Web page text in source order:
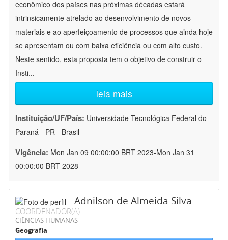
econômico dos países nas próximas décadas estará
intrinsicamente atrelado ao desenvolvimento de novos
materiais e ao aperfeiçoamento de processos que ainda hoje
se apresentam ou com baixa eficiência ou com alto custo.
Neste sentido, esta proposta tem o objetivo de construir o
Insti...
leia mais
Instituição/UF/País: Universidade Tecnológica Federal do
Paraná - PR - Brasil
Vigência: Mon Jan 09 00:00:00 BRT 2023-Mon Jan 31
00:00:00 BRT 2028
Adnilson de Almeida Silva
COORDENADOR(A)
CIÊNCIAS HUMANAS
Geografia